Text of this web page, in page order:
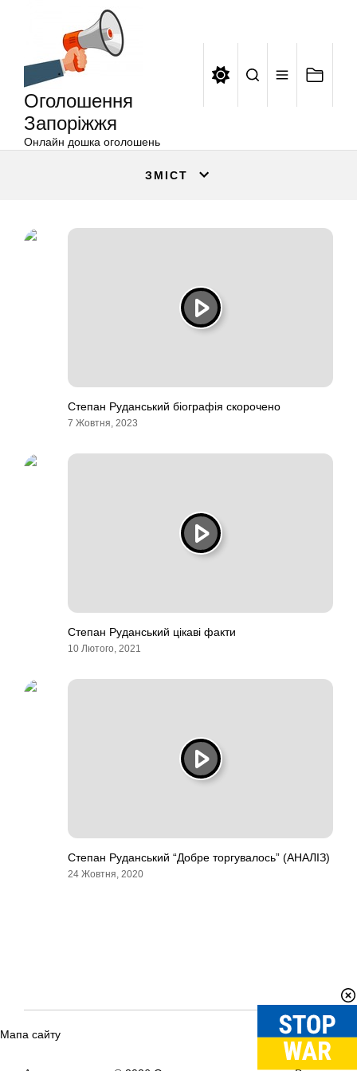
Оголошення
Запоріжжя
Онлайн дошка оголошень
ЗМІСТ
Степан Руданський біографія скорочено
7 Жовтня, 2023
Степан Руданський цікаві факти
10 Лютого, 2021
Степан Руданський “Добре торгувалось” (АНАЛІЗ)
24 Жовтня, 2020
Мапа сайту